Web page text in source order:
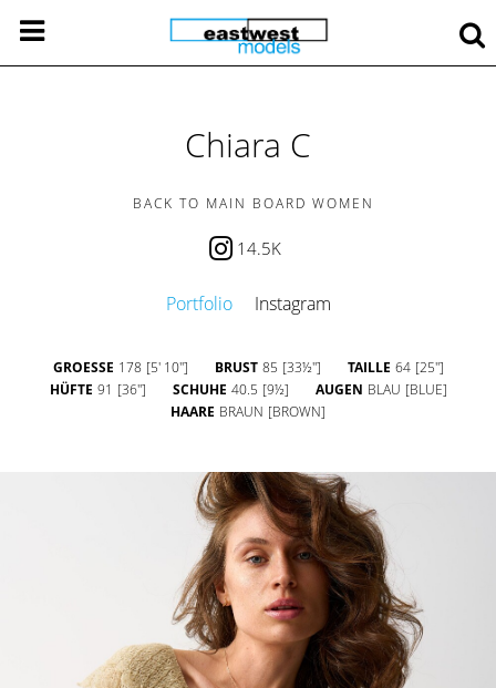
Chiara C
BACK TO MAIN BOARD WOMEN
14.5K
Portfolio Instagram
GROESSE 178 [5' 10''] BRUST 85 [33½''] TAILLE 64 [25'']
HÜFTE 91 [36''] SCHUHE 40.5 [9½] AUGEN BLAU [BLUE]
HAARE BRAUN [BROWN]